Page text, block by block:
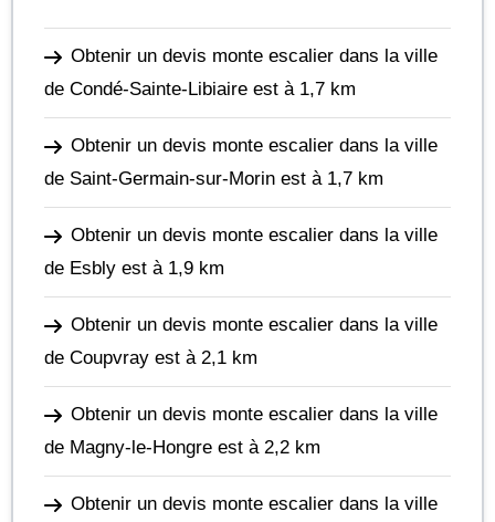
Obtenir un devis monte escalier dans la ville
de Condé-Sainte-Libiaire est à 1,7 km
Obtenir un devis monte escalier dans la ville
de Saint-Germain-sur-Morin est à 1,7 km
Obtenir un devis monte escalier dans la ville
de Esbly est à 1,9 km
Obtenir un devis monte escalier dans la ville
de Coupvray est à 2,1 km
Obtenir un devis monte escalier dans la ville
de Magny-le-Hongre est à 2,2 km
Obtenir un devis monte escalier dans la ville